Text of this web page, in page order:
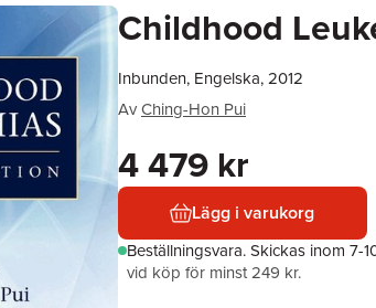
Childhood
Inbunden, Engelska, 2012
AvChing-Hon Pui
4 479 kr
Lägg i varukorg
Beställningsvara.Skickas inom 7-
vid köp för minst 249 kr.